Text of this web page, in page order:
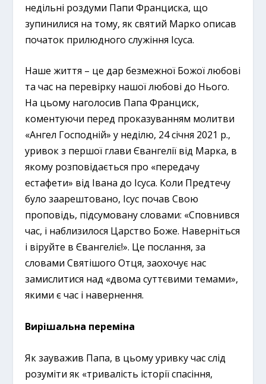
недільні роздуми Папи Франциска, що
зупинилися на тому, як святий Марко описав
початок прилюдного служіння Ісуса.
Наше життя – це дар безмежної Божої любові
та час на перевірку нашої любові до Нього.
На цьому наголосив Папа Франциск,
коментуючи перед проказуванням молитви
«Ангел Господній» у неділю, 24 січня 2021 р.,
уривок з першої глави Євангелії від Марка, в
якому розповідається про «передачу
естафети» від Івана до Ісуса. Коли Предтечу
було заарештовано, Ісус почав Свою
проповідь, підсумовану словами: «Сповнився
час, і наблизилося Царство Боже. Наверніться
і віруйте в Євангеліє!». Це послання, за
словами Святішого Отця, заохочує нас
замислитися над «двома суттєвими темами»,
якими є час і навернення.
Вирішальна переміна
Як зауважив Папа, в цьому уривку час слід
розуміти як «тривалість історії спасіння,